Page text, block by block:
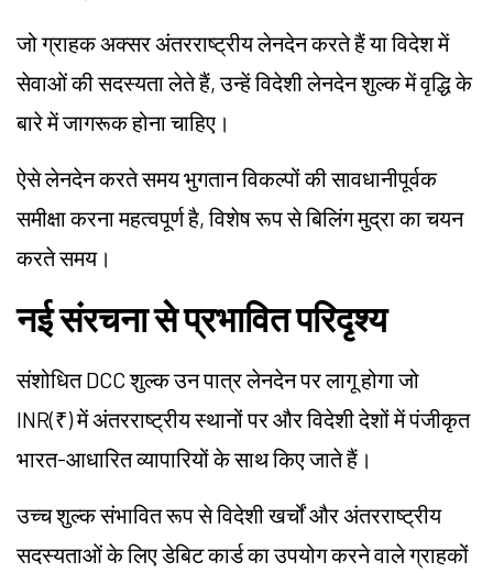
जो ग्राहक अक्सर अंतरराष्ट्रीय लेनदेन करते हैं या विदेश में
सेवाओं की सदस्यता लेते हैं, उन्हें विदेशी लेनदेन शुल्क में वृद्धि के
बारे में जागरूक होना चाहिए।
ऐसे लेनदेन करते समय भुगतान विकल्पों की सावधानीपूर्वक
समीक्षा करना महत्वपूर्ण है, विशेष रूप से बिलिंग मुद्रा का चयन
करते समय।
नई संरचना से प्रभावित परिदृश्य
संशोधित DCC शुल्क उन पात्र लेनदेन पर लागू होगा जो
INR(₹) में अंतरराष्ट्रीय स्थानों पर और विदेशी देशों में पंजीकृत
भारत-आधारित व्यापारियों के साथ किए जाते हैं।
उच्च शुल्क संभावित रूप से विदेशी खर्चों और अंतरराष्ट्रीय
सदस्यताओं के लिए डेबिट कार्ड का उपयोग करने वाले ग्राहकों